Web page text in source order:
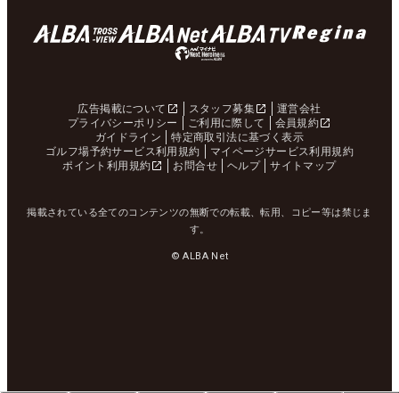
広告掲載について スタッフ募集
運営会社
プライバシーポリシー
ご利用に際して
会員規約
ガイドライン
特定商取引法に基づく表示
ゴルフ場予約サービス利用規約
マイページサービス利用規約
ポイント利用規約
お問合せ ヘルプ サイトマップ
掲載されている全てのコンテンツの無断での転載、転用、コピー等は禁じま
す。
© ALBA Net